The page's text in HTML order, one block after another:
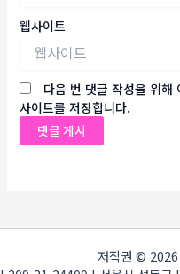
웹사이트
다음 번 댓글 작성을 위해
사이트를 저장합니다.
저작권 © 2026